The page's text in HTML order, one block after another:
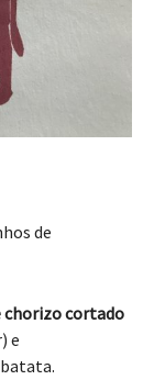
de
chorizo cortado
e